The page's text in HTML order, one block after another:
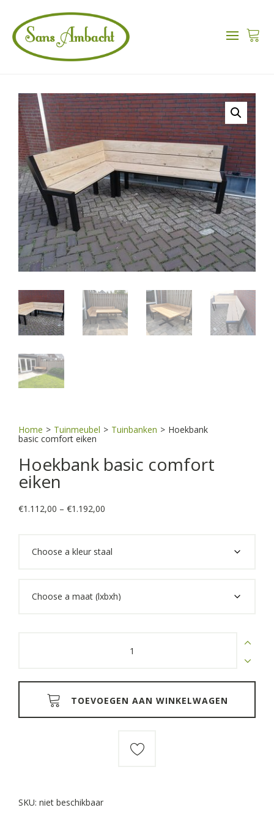
Home > Tuinmeubel > Tuinbanken > Hoekbank
basic comfort eiken
Hoekbank basic comfort
eiken
€1.112,00 – €1.192,00
through
TOEVOEGEN AAN WINKELWAGEN
SKU: niet beschikbaar